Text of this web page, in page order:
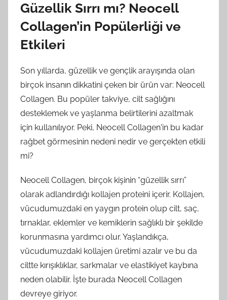
Güzellik Sırrı mı? Neocell
Collagen’in Popülerliği ve
Etkileri
Son yıllarda, güzellik ve gençlik arayışında olan
birçok insanın dikkatini çeken bir ürün var: Neocell
Collagen. Bu popüler takviye, cilt sağlığını
desteklemek ve yaşlanma belirtilerini azaltmak
için kullanılıyor. Peki, Neocell Collagen'in bu kadar
rağbet görmesinin nedeni nedir ve gerçekten etkili
mi?
Neocell Collagen, birçok kişinin “güzellik sırrı”
olarak adlandırdığı kollajen proteini içerir. Kollajen,
vücudumuzdaki en yaygın protein olup cilt, saç,
tırnaklar, eklemler ve kemiklerin sağlıklı bir şekilde
korunmasına yardımcı olur. Yaşlandıkça,
vücudumuzdaki kollajen üretimi azalır ve bu da
ciltte kırışıklıklar, sarkmalar ve elastikiyet kaybına
neden olabilir. İşte burada Neocell Collagen
devreye giriyor.